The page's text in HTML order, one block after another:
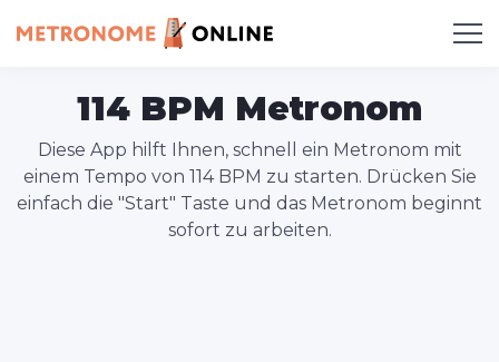
114 BPM Metronom
Diese App hilft Ihnen, schnell ein Metronom mit
einem Tempo von 114 BPM zu starten. Drücken Sie
einfach die "Start" Taste und das Metronom beginnt
sofort zu arbeiten.